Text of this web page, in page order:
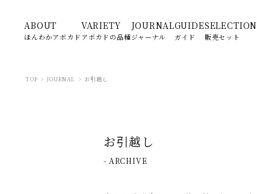
ABOUT
ほんわかアボカド
VARIETY
アボカドの品種
JOURNAL
ジャーナル
GUIDE
ガイド
SELECTION
販売セット
TOP > JOURNAL > お引越し
お引越し
- ARCHIVE